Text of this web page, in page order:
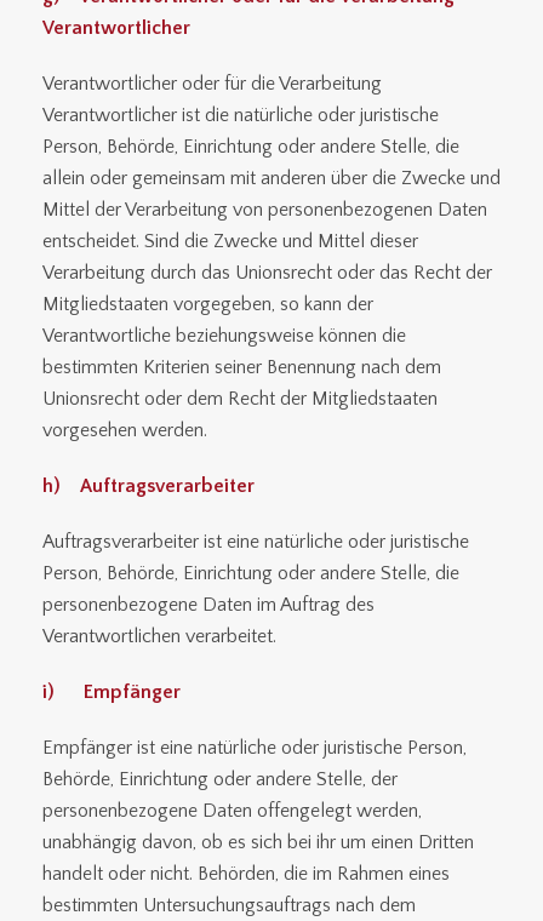
Verantwortlicher
Verantwortlicher oder für die Verarbeitung
Verantwortlicher ist die natürliche oder juristische
Person, Behörde, Einrichtung oder andere Stelle, die
allein oder gemeinsam mit anderen über die Zwecke und
Mittel der Verarbeitung von personenbezogenen Daten
entscheidet. Sind die Zwecke und Mittel dieser
Verarbeitung durch das Unionsrecht oder das Recht der
Mitgliedstaaten vorgegeben, so kann der
Verantwortliche beziehungsweise können die
bestimmten Kriterien seiner Benennung nach dem
Unionsrecht oder dem Recht der Mitgliedstaaten
vorgesehen werden.
h) Auftragsverarbeiter
Auftragsverarbeiter ist eine natürliche oder juristische
Person, Behörde, Einrichtung oder andere Stelle, die
personenbezogene Daten im Auftrag des
Verantwortlichen verarbeitet.
i) Empfänger
Empfänger ist eine natürliche oder juristische Person,
Behörde, Einrichtung oder andere Stelle, der
personenbezogene Daten offengelegt werden,
unabhängig davon, ob es sich bei ihr um einen Dritten
handelt oder nicht. Behörden, die im Rahmen eines
bestimmten Untersuchungsauftrags nach dem